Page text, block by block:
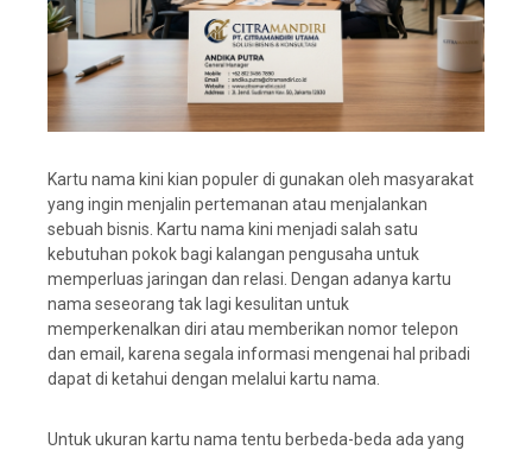
Kartu nama kini kian populer di gunakan oleh masyarakat
yang ingin menjalin pertemanan atau menjalankan
sebuah bisnis. Kartu nama kini menjadi salah satu
kebutuhan pokok bagi kalangan pengusaha untuk
memperluas jaringan dan relasi. Dengan adanya kartu
nama seseorang tak lagi kesulitan untuk
memperkenalkan diri atau memberikan nomor telepon
dan email, karena segala informasi mengenai hal pribadi
dapat di ketahui dengan melalui kartu nama.
Untuk ukuran kartu nama tentu berbeda-beda ada yang